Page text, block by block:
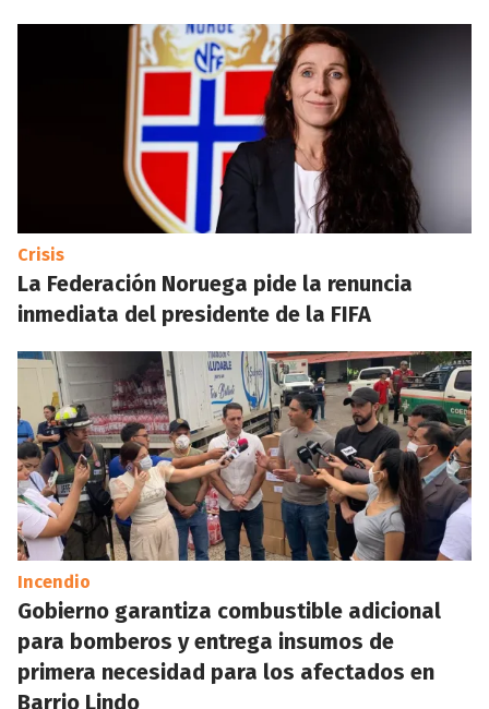
Crisis
La Federación Noruega pide la renuncia
inmediata del presidente de la FIFA
Incendio
Gobierno garantiza combustible adicional
para bomberos y entrega insumos de
primera necesidad para los afectados en
Barrio Lindo